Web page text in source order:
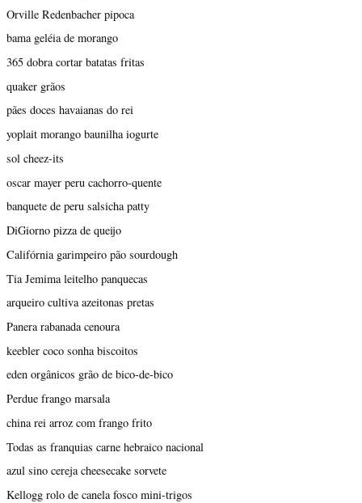
Orville Redenbacher pipoca
bama geléia de morango
365 dobra cortar batatas fritas
quaker grãos
pães doces havaianas do rei
yoplait morango baunilha iogurte
sol cheez-its
oscar mayer peru cachorro-quente
banquete de peru salsicha patty
DiGiorno pizza de queijo
Califórnia garimpeiro pão sourdough
Tia Jemima leitelho panquecas
arqueiro cultiva azeitonas pretas
Panera rabanada cenoura
keebler coco sonha biscoitos
eden orgânicos grão de bico-de-bico
Perdue frango marsala
china rei arroz com frango frito
Todas as franquias carne hebraico nacional
azul sino cereja cheesecake sorvete
Kellogg rolo de canela fosco mini-trigos